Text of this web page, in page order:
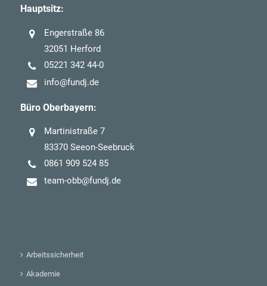
Hauptsitz:
Engerstraße 86
32051 Herford
05221 342 44-0
info@fundj.de
Büro Oberbayern:
Martinistraße 7
83370 Seeon-Seebruck
0861 909 524 85
team-obb@fundj.de
Arbeitssicherheit
Akademie